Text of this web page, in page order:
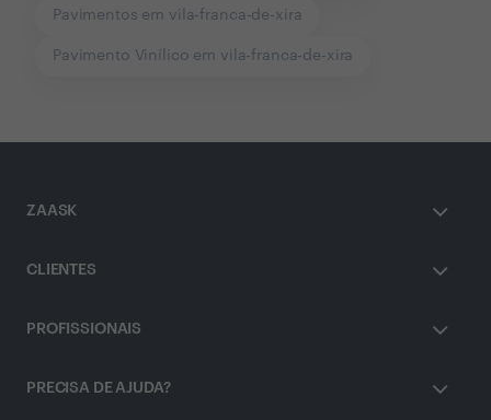
Pavimentos em vila-franca-de-xira
Pavimento Vinílico em vila-franca-de-xira
ZAASK
CLIENTES
PROFISSIONAIS
PRECISA DE AJUDA?